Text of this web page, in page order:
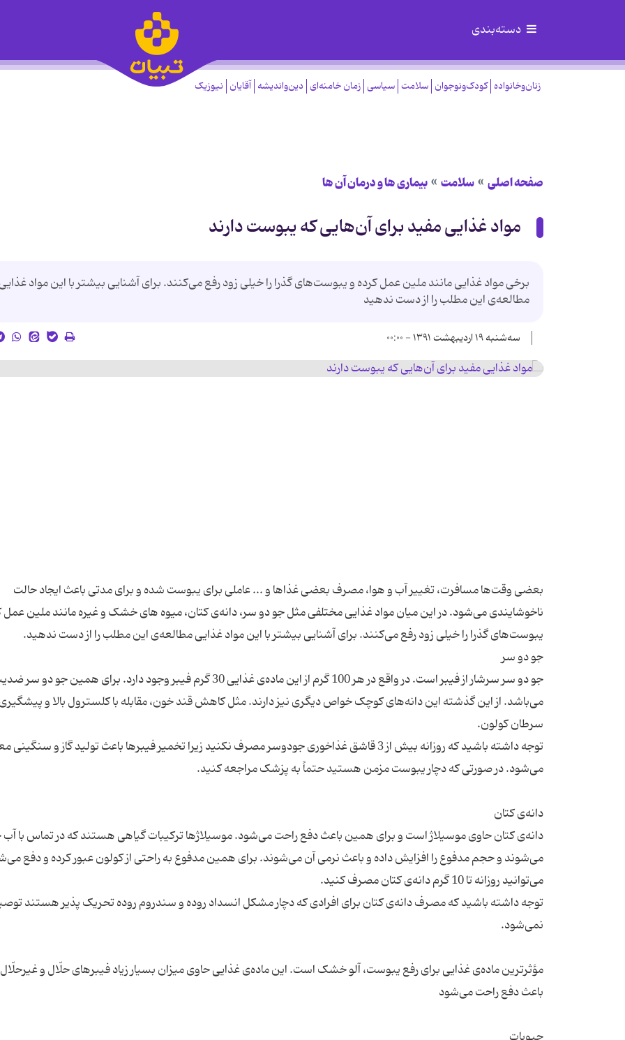
دسته‌بندی
زنان‌وخانواده کودک‌ونوجوان سلامت سیاسی زمان خامنه‌ای دین‌واندیشه آقایان نیوزیک
صفحه اصلی سلامت بیماری ها و درمان آن ها
مواد غذایی مفید برای آن‌هایی که یبوست دارند
برخی مواد غذایی مانند ملین عمل کرده و یبوست‌های گذرا را خیلی زود رفع می‌کنند. برای آشنایی بیشتر با این مواد غذایی
مطالعه‌ی این مطلب را از دست ندهید
سه‌شنبه ۱۹ اردیبهشت ۱۳۹۱ - ۰۰:۰۰
بعضی وقت‌ها مسافرت، تغییر آب و هوا، مصرف بعضی غذاها و ... عاملی برای یبوست شده و برای مدتی باعث ایجاد حالت
ناخوشایندی می‌شود. در این میان مواد غذایی مختلفی مثل جو دو سر، دانه‌ی کتان، میوه های خشک و غیره مانند ملین عمل
جو دو سر سرشار از فیبر است. در واقع در هر 100 گرم از این ماده‌ی غذایی 30 گرم فیبر وجود دارد. برای همین
می‌باشد. از این گذشته این دانه‌های کوچک خواص دیگری نیز دارند. مثل کاهش قند خون، مقابله با کلسترول بالا و پیشگیری
توجه داشته باشید که روزانه بیش از 3 قاشق غذاخوری جودوسر مصرف نکنید زیرا تخمیر فیبرها باعث تولید گاز و سنگینی
دانه‌ی کتان حاوی موسیلاژ است و برای همین باعث دفع راحت می‌شود. موسیلاژها ترکیبات گیاهی هستند که در تماس با
می‌شوند و حجم مدفوع را افزایش داده و باعث نرمی آن می‌شوند. برای همین مدفوع به راحتی از کولون عبور کرده و دفع
توجه داشته باشید که مصرف دانه‌ی کتان برای افرادی که دچار مشکل انسداد روده و سندروم روده تحریک پذیر هستند
مؤثرترین ماده‌ی غذایی برای رفع یبوست، آلو خشک است. این ماده‌ی غذایی حاوی میزان بسیار زیاد فیبرهای حلّال و